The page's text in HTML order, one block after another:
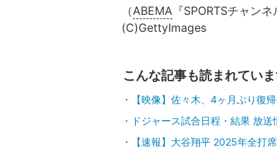
（ABEMA 『SPORTSチャンネ
(C)GettyImages
こんな記事も読まれてい
【映像】佐々木、4ヶ月ぶり復
ドジャース試合日程・結果 放送
【速報】大谷翔平 2025年全打